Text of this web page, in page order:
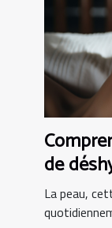
de
un soin
La peau,